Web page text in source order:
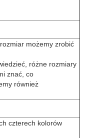
możemy zrobić
różne rozmiary
znać, co
również
czterech kolorów